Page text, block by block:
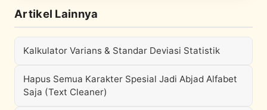
Artikel Lainnya
Kalkulator Varians & Standar Deviasi Statistik
Hapus Semua Karakter Spesial Jadi Abjad Alfabet
Saja (Text Cleaner)